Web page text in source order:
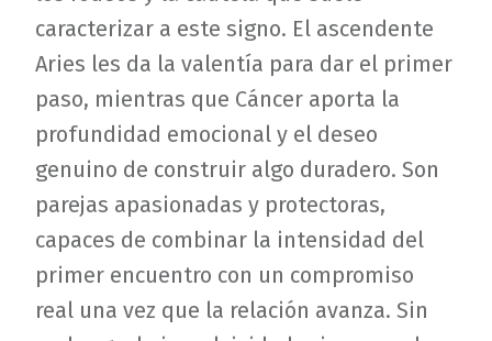
caracterizar a este signo. El ascendente
Aries les da la valentía para dar el primer
paso, mientras que Cáncer aporta la
profundidad emocional y el deseo
genuino de construir algo duradero. Son
parejas apasionadas y protectoras,
capaces de combinar la intensidad del
primer encuentro con un compromiso
real una vez que la relación avanza. Sin